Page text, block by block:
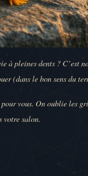
à pleines dents ? C’est
(dans le bon sens du
vous. On oublie les
votre salon.